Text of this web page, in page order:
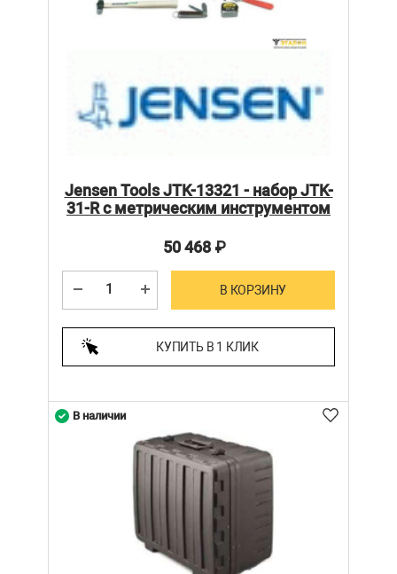
Jensen Tools JTK-13321 - набор JTK-
31-R с метрическим инструментом
50 468₽
В КОРЗИНУ
КУПИТЬ В 1 КЛИК
В наличии